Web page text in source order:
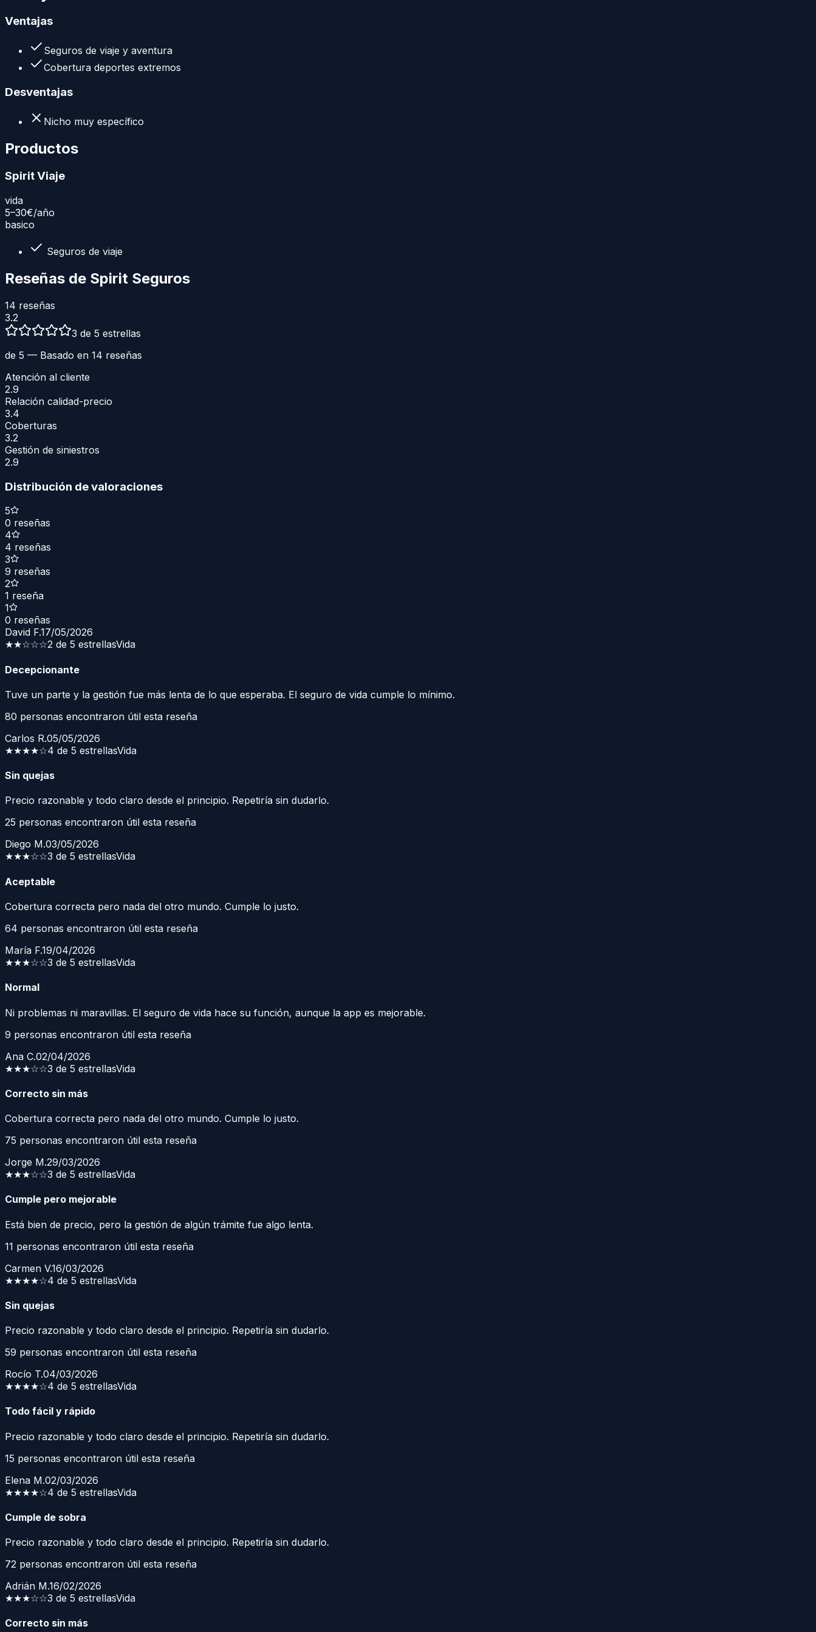
Ventajas
Seguros de viaje y aventura
Cobertura deportes extremos
Desventajas
Nicho muy específico
Productos
Spirit Viaje
vida
5–30€/año
basico
Seguros de viaje
Reseñas de Spirit Seguros
14 reseñas
3.2
3 de 5 estrellas
de 5 — Basado en 14 reseñas
Atención al cliente
2.9
Relación calidad-precio
3.4
Coberturas
3.2
Gestión de siniestros
2.9
Distribución de valoraciones
5
0 reseñas
4
4 reseñas
3
9 reseñas
2
1 reseña
1
0 reseñas
David F.17/05/2026
★★☆☆☆2 de 5 estrellasVida
Decepcionante
Tuve un parte y la gestión fue más lenta de lo que esperaba. El seguro de vida cumple lo mínimo.
80 personas encontraron útil esta reseña
Carlos R.05/05/2026
★★★★☆4 de 5 estrellasVida
Sin quejas
Precio razonable y todo claro desde el principio. Repetiría sin dudarlo.
25 personas encontraron útil esta reseña
Diego M.03/05/2026
★★★☆☆3 de 5 estrellasVida
Aceptable
Cobertura correcta pero nada del otro mundo. Cumple lo justo.
64 personas encontraron útil esta reseña
María F.19/04/2026
★★★☆☆3 de 5 estrellasVida
Normal
Ni problemas ni maravillas. El seguro de vida hace su función, aunque la app es mejorable.
9 personas encontraron útil esta reseña
Ana C.02/04/2026
★★★☆☆3 de 5 estrellasVida
Correcto sin más
Cobertura correcta pero nada del otro mundo. Cumple lo justo.
75 personas encontraron útil esta reseña
Jorge M.29/03/2026
★★★☆☆3 de 5 estrellasVida
Cumple pero mejorable
Está bien de precio, pero la gestión de algún trámite fue algo lenta.
11 personas encontraron útil esta reseña
Carmen V.16/03/2026
★★★★☆4 de 5 estrellasVida
Sin quejas
Precio razonable y todo claro desde el principio. Repetiría sin dudarlo.
59 personas encontraron útil esta reseña
Rocío T.04/03/2026
★★★★☆4 de 5 estrellasVida
Todo fácil y rápido
Precio razonable y todo claro desde el principio. Repetiría sin dudarlo.
15 personas encontraron útil esta reseña
Elena M.02/03/2026
★★★★☆4 de 5 estrellasVida
Cumple de sobra
Precio razonable y todo claro desde el principio. Repetiría sin dudarlo.
72 personas encontraron útil esta reseña
Adrián M.16/02/2026
★★★☆☆3 de 5 estrellasVida
Correcto sin más